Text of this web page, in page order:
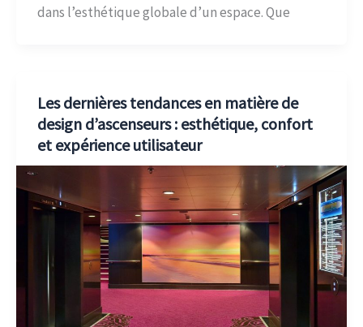
dans l’esthétique globale d’un espace. Que
Les dernières tendances en matière de
design d’ascenseurs : esthétique, confort
et expérience utilisateur